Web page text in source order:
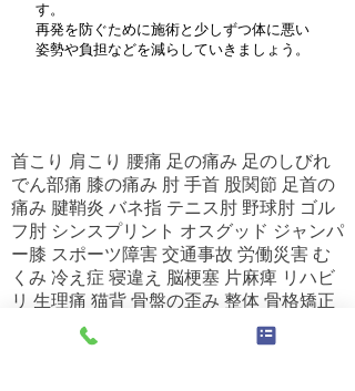
す。
再発を防ぐために施術と少しずつ体に悪い
姿勢や負担などを減らしていきましょう。
首こり 肩こり 腰痛 足の痛み 足のしびれ
でん部痛 膝の痛み 肘 手首 股関節 足首の
痛み 腱鞘炎 バネ指 テニス肘 野球肘 ゴル
フ肘 シンスプリント オスグッド ジャンパ
ー膝 スポーツ障害 交通事故 労働災害 む
くみ 冷え症 寝違え 脳梗塞 片麻痺 リハビ
リ 生理痛 猫背 骨盤の歪み 整体 骨格矯正
骨盤調整 バランス調整 ストレートネック
自律神経の乱れ 不眠症 更年期障害 婦人科